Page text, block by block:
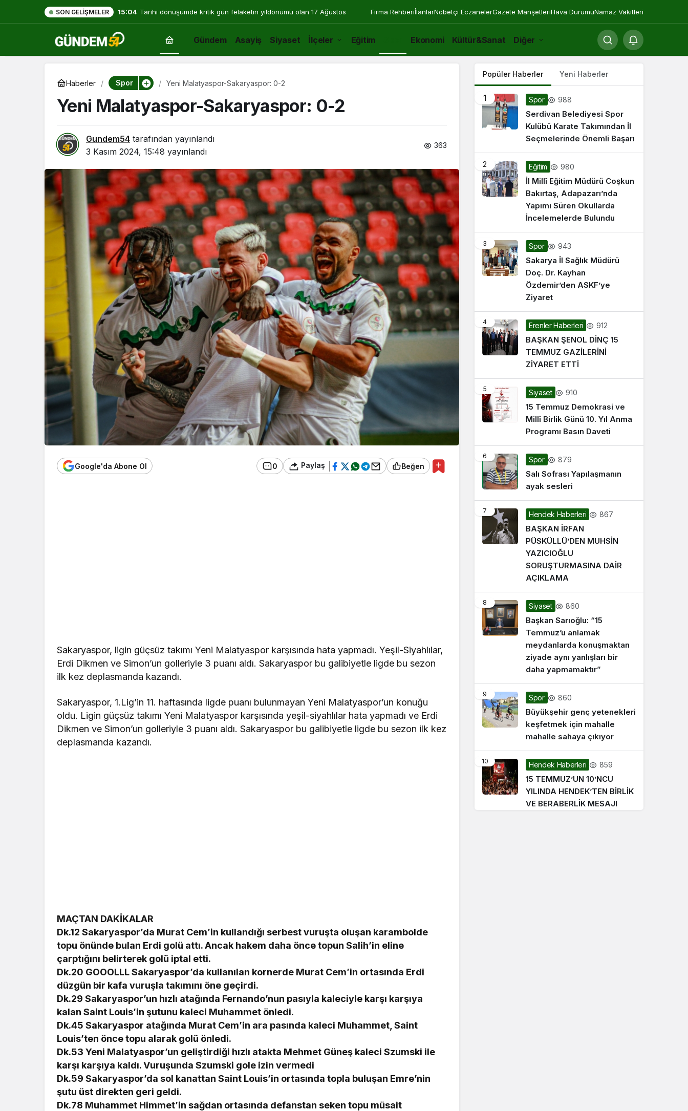
SON GELIŞMELER 15:04 Tarihi dönüşümde kritik gün felaketin yıldönümü olan 17 Ağustos Firma RehberiİlanlarNöbetçi EczanelerGazete ManşetleriHava DurumuNamaz Vakitleri
Gündem Asayiş Siyaset İlçeler Eğitim Ekonomi Kültür&Sanat Diğer
Haberler Spor Yeni Malatyaspor-Sakaryaspor: 0-2
Yeni Malatyaspor-Sakaryaspor: 0-2
Gundem54 tarafından yayınlandı
3 Kasım 2024, 15:48 yayınlandı
363
Google'da Abone Ol 0 Paylaş Beğen
Sakaryaspor, ligin güçsüz takımı Yeni Malatyaspor karşısında hata yapmadı. Yeşil-Siyahlılar,
Erdi Dikmen ve Simon’un golleriyle 3 puanı aldı. Sakaryaspor bu galibiyetle ligde bu sezon
ilk kez deplasmanda kazandı.
Sakaryaspor, 1.Lig’in 11. haftasında ligde puanı bulunmayan Yeni Malatyaspor’un konuğu
oldu. Ligin güçsüz takımı Yeni Malatyaspor karşısında yeşil-siyahlılar hata yapmadı ve Erdi
Dikmen ve Simon’un golleriyle 3 puanı aldı. Sakaryaspor bu galibiyetle ligde bu sezon ilk kez
deplasmanda kazandı.
MAÇTAN DAKİKALAR
Dk.12 Sakaryaspor’da Murat Cem’in kullandığı serbest vuruşta oluşan karambolde
topu önünde bulan Erdi golü attı. Ancak hakem daha önce topun Salih’in eline
çarptığını belirterek golü iptal etti.
Dk.20 GOOOLLL Sakaryaspor’da kullanılan kornerde Murat Cem’in ortasında Erdi
düzgün bir kafa vuruşla takımını öne geçirdi.
Dk.29 Sakaryaspor’un hızlı atağında Fernando’nun pasıyla kaleciyle karşı karşıya
kalan Saint Louis’in şutunu kaleci Muhammet önledi.
Dk.45 Sakaryaspor atağında Murat Cem’in ara pasında kaleci Muhammet, Saint
Louis’ten önce topu alarak golü önledi.
Dk.53 Yeni Malatyaspor’un geliştirdiği hızlı atakta Mehmet Güneş kaleci Szumski ile
karşı karşıya kaldı. Vuruşunda Szumski gole izin vermedi
Dk.59 Sakaryaspor’da sol kanattan Saint Louis’in ortasında topla buluşan Emre’nin
şutu üst direkten geri geldi.
Dk.78 Muhammet Himmet’in sağdan ortasında defanstan seken topu müsait
Popüler Haberler Yeni Haberler
1 Spor 988
Serdivan Belediyesi Spor
Kulübü Karate Takımından İl
Seçmelerinde Önemli Başarı
2 Eğitim 980
İl Millî Eğitim Müdürü Coşkun
Bakırtaş, Adapazarı’nda
Yapımı Süren Okullarda
İncelemelerde Bulundu
3 Spor 943
Sakarya İl Sağlık Müdürü
Doç. Dr. Kayhan
Özdemir’den ASKF’ye
Ziyaret
4 Erenler Haberleri 912
BAŞKAN ŞENOL DİNÇ 15
TEMMUZ GAZİLERİNİ
ZİYARET ETTİ
5 Siyaset 910
15 Temmuz Demokrasi ve
Millî Birlik Günü 10. Yıl Anma
Programı Basın Daveti
6 Spor 879
Salı Sofrası Yapılaşmanın
ayak sesleri
7 Hendek Haberleri 867
BAŞKAN İRFAN
PÜSKÜLLÜ’DEN MUHSİN
YAZICIOĞLU
SORUŞTURMASINA DAİR
AÇIKLAMA
8 Siyaset 860
Başkan Sarıoğlu: “15
Temmuz’u anlamak
meydanlarda konuşmaktan
ziyade aynı yanlışları bir
daha yapmamaktır”
9 Spor 860
Büyükşehir genç yetenekleri
keşfetmek için mahalle
mahalle sahaya çıkıyor
10 Hendek Haberleri 859
15 TEMMUZ’UN 10’NCU
YILINDA HENDEK’TEN BİRLİK
VE BERABERLİK MESAJI